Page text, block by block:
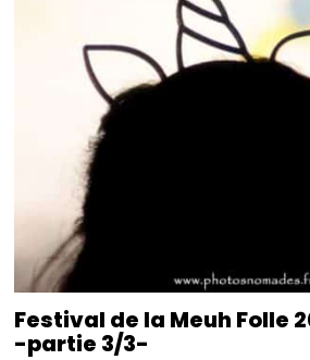
Festival de la Meuh Folle
-partie 3/3-